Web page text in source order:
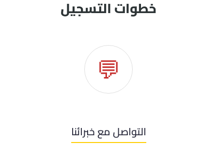
خطوات التسجيل
💬
التواصل مع خبرائنا